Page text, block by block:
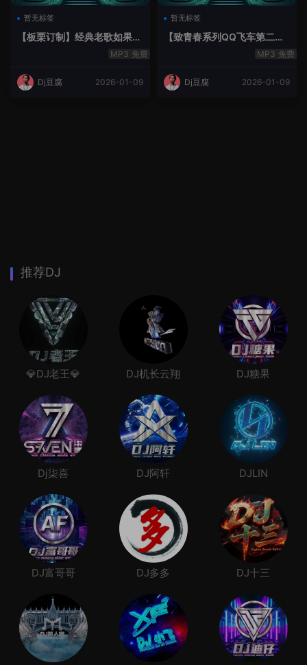
暂无标签
【板栗订制】经典老歌如果最
后不是你House Lak串烧弹免费
Dj豆腐 2026-01-09
暂无标签
【致青春系列QQ飞车第二季
免费
Dj豆腐 2026-01-09
推荐DJ
💎DJ老王💎 DJ机长云翔 DJ糖果
Dj柒喜 DJ阿轩 DJLIN
DJ富哥哥 DJ多多 DJ十三